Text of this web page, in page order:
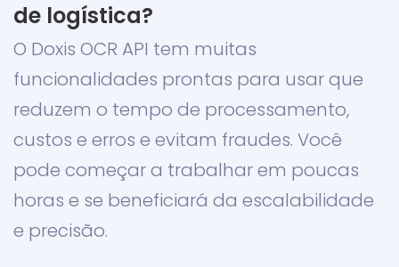
de logística?
O Doxis OCR API tem muitas
funcionalidades prontas para usar que
reduzem o tempo de processamento,
custos e erros e evitam fraudes. Você
pode começar a trabalhar em poucas
horas e se beneficiará da escalabilidade
e precisão.